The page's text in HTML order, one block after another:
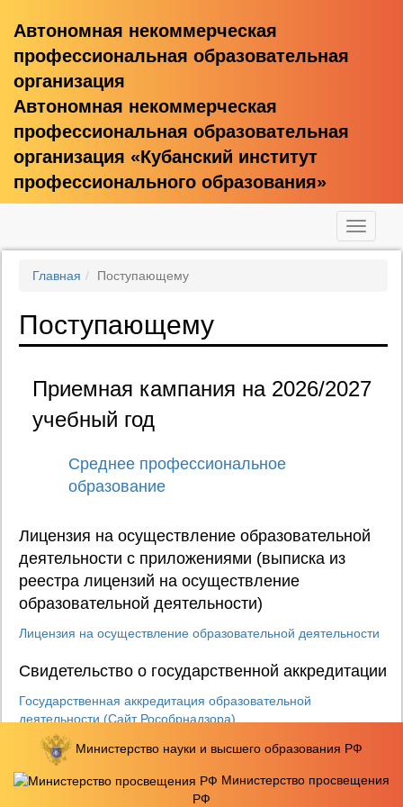
Автономная некоммерческая
профессиональная образовательная
организация
Автономная некоммерческая
профессиональная образовательная
организация «Кубанский институт
профессионального образования»
Toggle
Главная Поступающему
Поступающему
Приемная кампания на 2026/2027
учебный год
Среднее профессиональное
образование
Лицензия на осуществление образовательной
деятельности с приложениями (выписка из
реестра лицензий на осуществление
образовательной деятельности)
Лицензия на осуществление образовательной деятельности
Свидетельство о государственной аккредитации
Государственная аккредитация образовательной
деятельности (Сайт Рособрнадзора)
Устав образовательной организации
Устав АНПОО КИПО от 22.04.2022
Министерство науки и высшего образования РФ
Министерство просвещения
РФ